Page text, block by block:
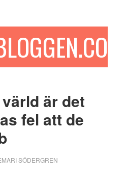
är det
fel att de
SÖDERGREN